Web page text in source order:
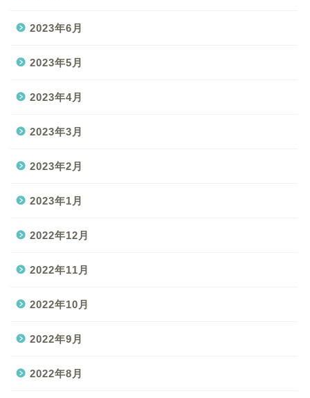
2023年6月
2023年5月
2023年4月
2023年3月
2023年2月
2023年1月
2022年12月
2022年11月
2022年10月
2022年9月
2022年8月